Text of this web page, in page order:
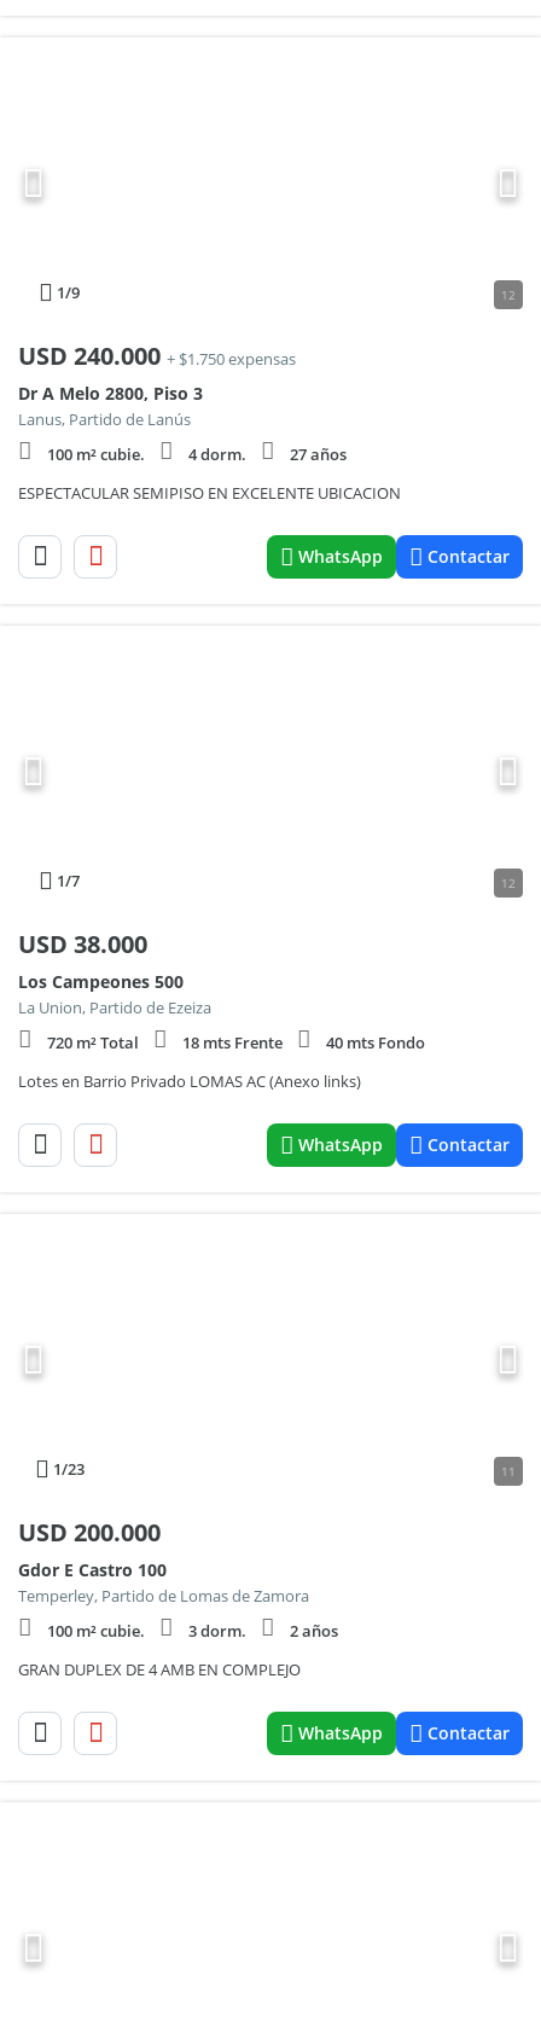
1/9 12
USD 240.000 + $1.750 expensas
Dr A Melo 2800, Piso 3
Lanus, Partido de Lanús
100 m² cubie.
4 dorm.
27 años
ESPECTACULAR SEMIPISO EN EXCELENTE UBICACION
WhatsApp Contactar
1/7 12
USD 38.000
Los Campeones 500
La Union, Partido de Ezeiza
720 m² Total
18 mts Frente
40 mts Fondo
Lotes en Barrio Privado LOMAS AC (Anexo links)
WhatsApp Contactar
1/23 11
USD 200.000
Gdor E Castro 100
Temperley, Partido de Lomas de Zamora
100 m² cubie.
3 dorm.
2 años
GRAN DUPLEX DE 4 AMB EN COMPLEJO
WhatsApp Contactar